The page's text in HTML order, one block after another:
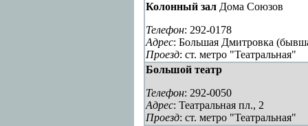
Колонный залДома Союзов
Телефон: 292-0178
Адрес: Большая Дмитровка
Проезд: ст. метро "Театральная"
Большой театр
Телефон: 292-0050
Адрес: Театральная пл., 2
Проезд: ст. метро "Театральная"